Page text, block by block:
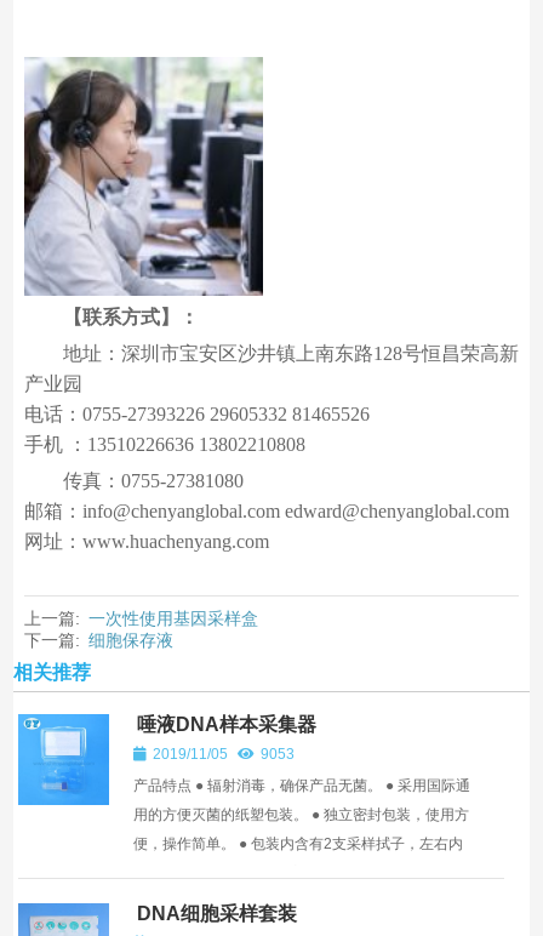
【联系方式】：
地址：深圳市宝安区沙井镇上南东路128号恒昌荣高新
产业园
电话：0755-27393226 29605332 81465526
手机 ：13510226636 13802210808
传真：0755-27381080
邮箱：info@chenyanglobal.com edward@chenyanglobal.com
网址：www.huachenyang.com
上一篇: 一次性使用基因采样盒
下一篇: 细胞保存液
相关推荐
唾液DNA样本采集器
2019/11/05
9053
产品特点 ● 辐射消毒，确保产品无菌。 ● 采用国际通
用的方便灭菌的纸塑包装。 ● 独立密封包装，使用方
便，操作简单。 ● 包装内含有2支采样拭子，左右内
DNA细胞采样套装